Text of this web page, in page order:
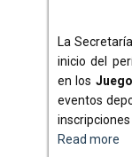
La
inicio del
en los
eventos
Read more